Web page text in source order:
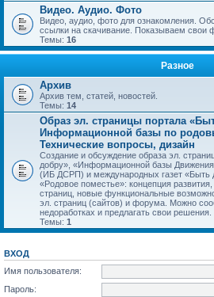
Видео. Аудио. Фото
Видео, аудио, фото для ознакомления.
ссылки на скачивание. Показываем свои
Темы: 16
Разное
Архив
Архив тем, статей, новостей.
Темы: 14
Образ эл. страницы портала
Информационной базы по
Технические вопросы, дизайн
Создание и обсуждение образа эл.
добру», «Информационной базы
(ИБ ДСРП) и международных газет «Быть
«Родовое поместье»: концепция
страниц, новые функциональные
эл. страниц (сайтов) и форума. Можно
недоработках и предлагать свои решения.
Темы: 1
ВХОД
Имя пользователя:
Пароль: